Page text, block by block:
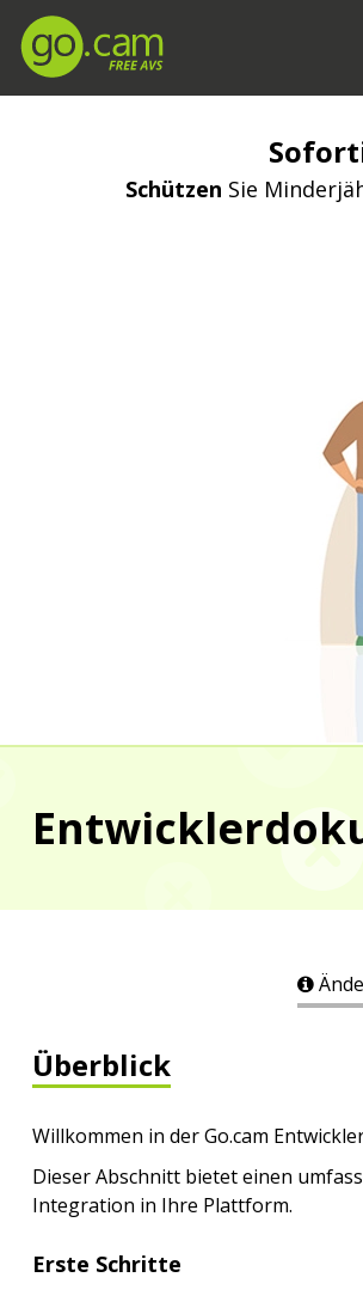
Schützen Sie
Überblick
Willkommen in der Go.cam
Dieser Abschnitt bietet einen
Integration in Ihre Plattform.
Erste Schritte